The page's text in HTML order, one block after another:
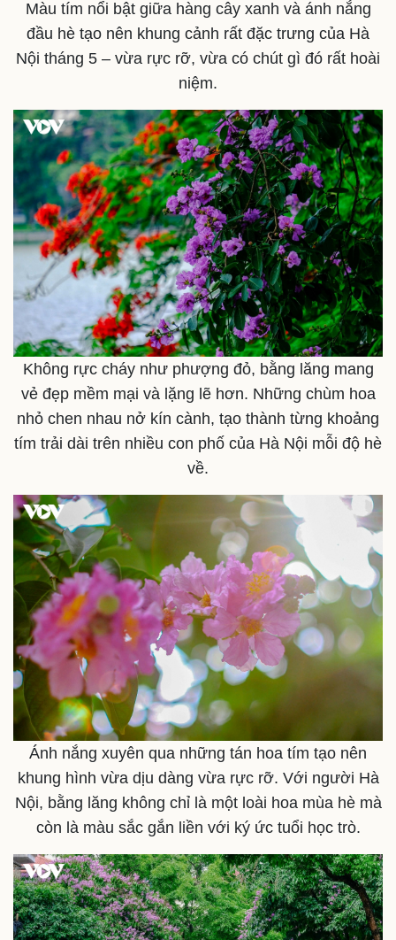
Thể thao
Bóng đá
Lịch thi đấu bóng đá
Thế giới thể thao
eSports
Hậu trường
Ô tô - Xe máy
Ô tô
Xe máy
Tư vấn
Doanh nghiệp
Thông tin doanh nghiệp
Doanh nghiệp 24h
Doanh nhân
Sành điệu
Tin Công nghệ
Trải nghiệm
Màu tím nổi bật giữa hàng cây xanh và ánh nắng
đầu hè tạo nên khung cảnh rất đặc trưng của Hà
Nội tháng 5 – vừa rực rỡ, vừa có chút gì đó rất hoài
niệm.
Không rực cháy như phượng đỏ, bằng lăng mang
vẻ đẹp mềm mại và lặng lẽ hơn. Những chùm hoa
nhỏ chen nhau nở kín cành, tạo thành từng khoảng
tím trải dài trên nhiều con phố của Hà Nội mỗi độ hè
về.
Ánh nắng xuyên qua những tán hoa tím tạo nên
khung hình vừa dịu dàng vừa rực rỡ. Với người Hà
Nội, bằng lăng không chỉ là một loài hoa mùa hè mà
còn là màu sắc gắn liền với ký ức tuổi học trò.